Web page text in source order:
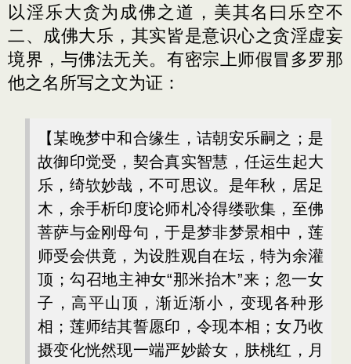
以淫乐大贪为成佛之道，美其名曰乐空不
二、成佛大乐，其实皆是意识心之贪淫虚妄
境界，与佛法无关。有密宗上师假冒多罗那
他之名所写之文为证：
【某晚梦中和合缘生，诘朝安乐嗣之；是
故御印觉受，契合真实智慧，任运生起大
乐，绮欤妙哉，不可思议。是年秋，居足
木，余手析印度论师札冷得缕歌集，至佛
菩萨与金刚母句，于是梦非梦景相中，莲
师受会供竟，为设胜观自在坛，特为余灌
顶；勾召地主神女“那米抬木”来；忽一女
子，高平山顶，渐近渐小，变现各种形
相；莲师结其誓愿印，令现本相；女乃收
摄变化恍然现一端严妙龄女，肤桃红，月